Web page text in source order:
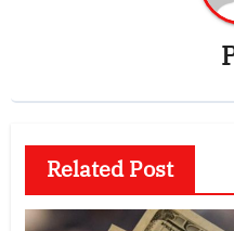
Related Post